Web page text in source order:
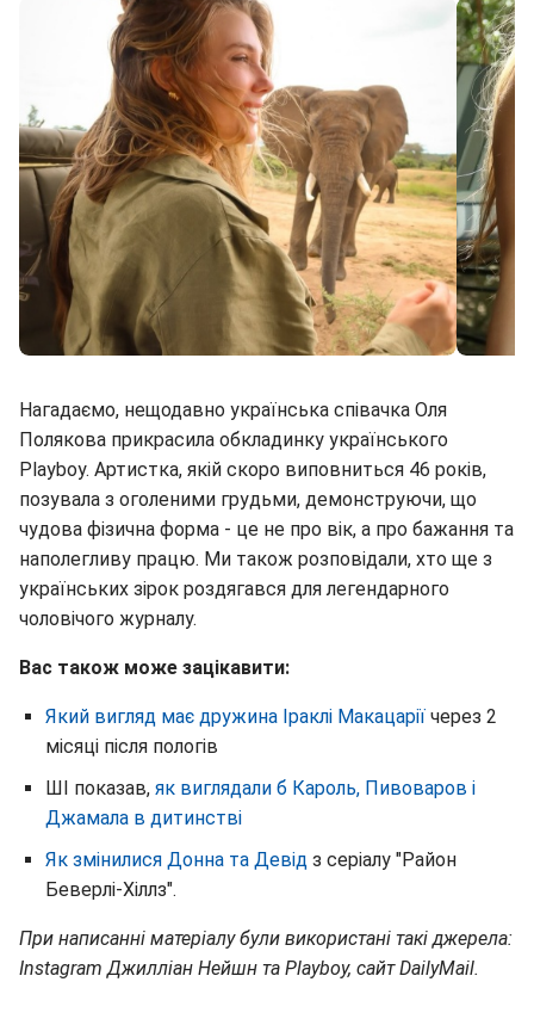
Нагадаємо, нещодавно українська співачка Оля
Полякова прикрасила обкладинку українського
Playboy. Артистка, якій скоро виповниться 46 років,
позувала з оголеними грудьми, демонструючи, що
чудова фізична форма - це не про вік, а про бажання та
наполегливу працю. Ми також розповідали, хто ще з
українських зірок роздягався для легендарного
чоловічого журналу.
Вас також може зацікавити:
Який вигляд має дружина Іраклі Макацарії через 2
місяці після пологів
ШІ показав, як виглядали б Кароль, Пивоваров і
Джамала в дитинстві
Як змінилися Донна та Девід з серіалу "Район
Беверлі-Хіллз".
При написанні матеріалу були використані такі джерела:
Instagram Джилліан Нейшн та Playboy, сайт DailyMail.